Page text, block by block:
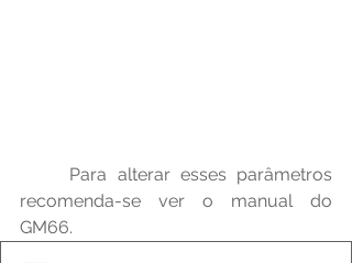
recomenda-se ver o manual do
GM66.